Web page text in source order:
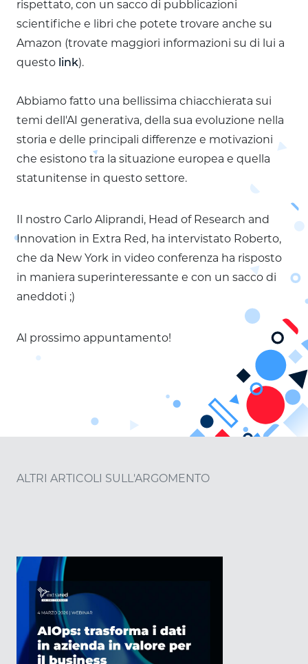
rispettato, con un sacco di pubblicazioni
scientifiche e libri che potete trovare anche su
Amazon (trovate maggiori informazioni su di lui a
questo link).
Abbiamo fatto una bellissima chiacchierata sui
temi dell'AI generativa, della sua evoluzione nella
storia e delle principali differenze e motivazioni
che esistono tra la situazione europea e quella
statunitense in questo settore.
Il nostro Carlo Aliprandi, Head of Research and
Innovation in Extra Red, ha intervistato Roberto,
che da New York in video conferenza ha risposto
in maniera superinteressante e con un sacco di
aneddoti ;)
Al prossimo appuntamento!
ALTRI ARTICOLI SULL'ARGOMENTO